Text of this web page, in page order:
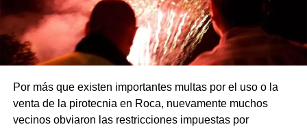
Por más que existen importantes multas por el uso o la
venta de la pirotecnia en Roca, nuevamente muchos
vecinos obviaron las restricciones impuestas por